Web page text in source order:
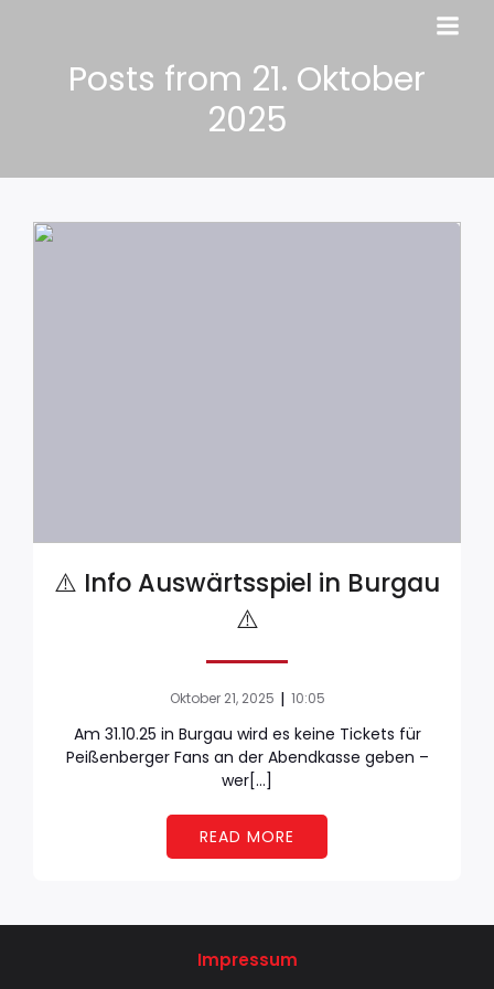
Posts from 21. Oktober
2025
⚠️ Info Auswärtsspiel in Burgau
⚠️
Oktober 21, 2025 | 10:05
Am 31.10.25 in Burgau wird es keine Tickets für
Peißenberger Fans an der Abendkasse geben –
wer[…]
READ MORE
Impressum